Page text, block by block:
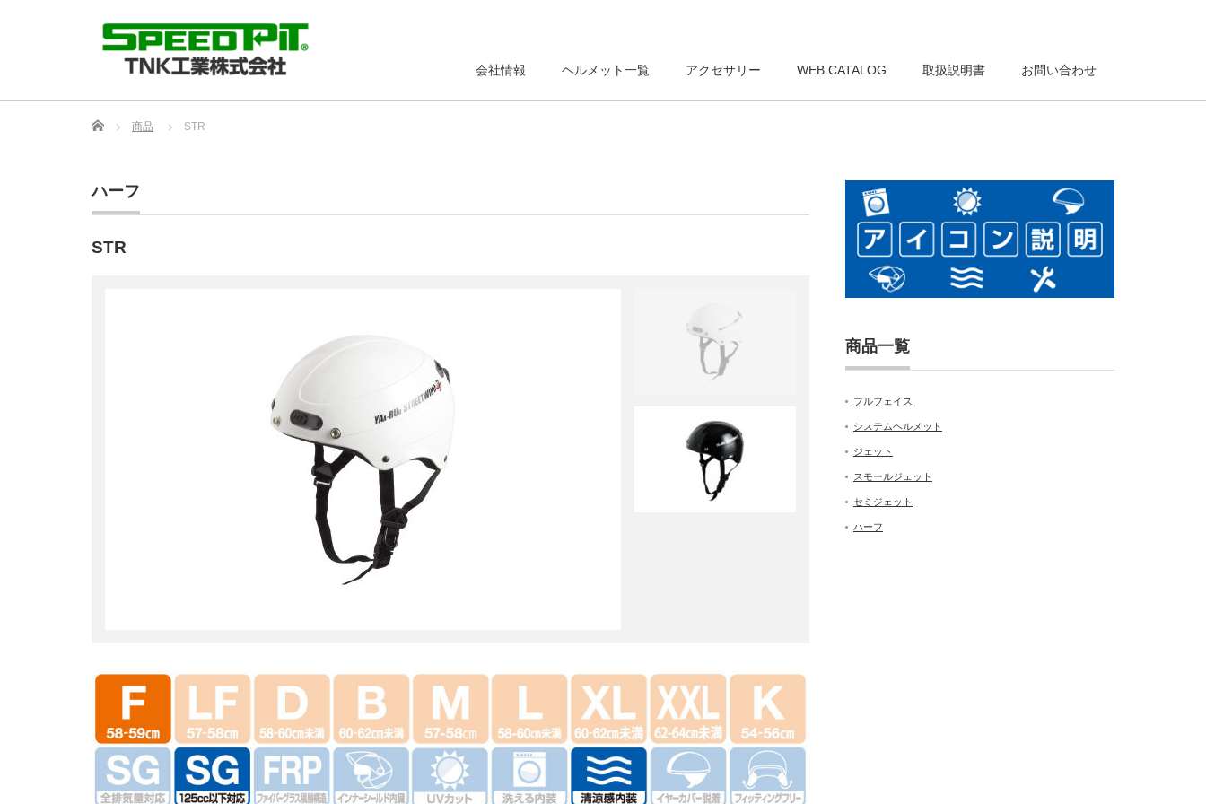
会社情報 ヘルメット一覧 アクセサリー WEB CATALOG 取扱説明書 お問い合わせ
Home 商品 STR
ハーフ
STR
商品一覧
フルフェイス
システムヘルメット
ジェット
スモールジェット
セミジェット
ハーフ